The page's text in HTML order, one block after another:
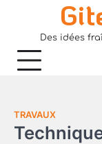
Des idées
TRAVAUX